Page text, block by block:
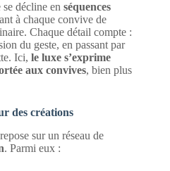
décline en séquences
à chaque convive de
Chaque détail compte :
du geste, en passant par
Ici, le luxe s’exprime
aux convives, bien plus
des créations
sur un réseau de
. Parmi eux :